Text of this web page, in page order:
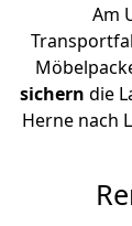
Am
sichern die
Herne nach